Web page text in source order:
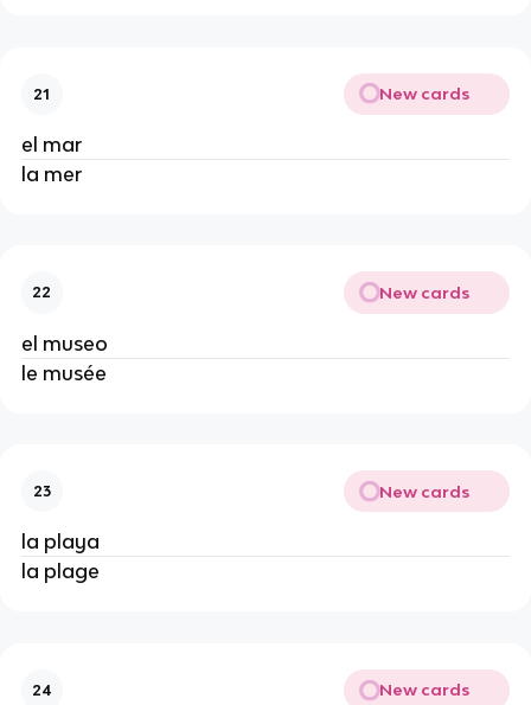
21 New cards
el mar
la mer
22 New cards
el museo
le musée
23 New cards
la playa
la plage
24 New cards